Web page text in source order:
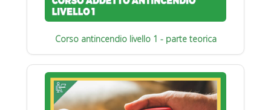
Corso antincendio livello 1 - parte teorica